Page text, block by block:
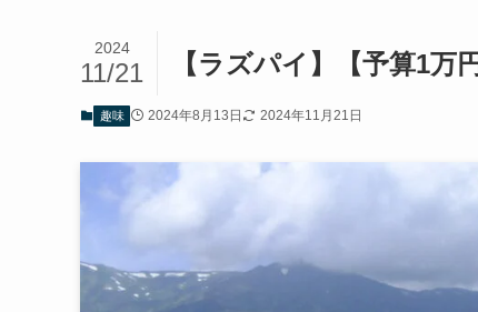
【ラズパイ】【予算1
2024
11/21
趣味 2024年8月13日 2024年11月21日